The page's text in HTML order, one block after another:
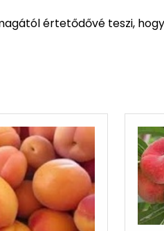
értetődővé teszi,